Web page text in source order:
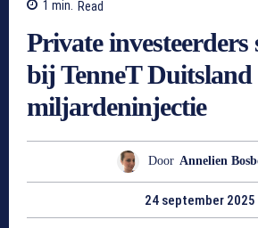
1 min. Read
Private investeerders
bij TenneT Duitsland
miljardeninjectie
Door Annelien
24 september 2025